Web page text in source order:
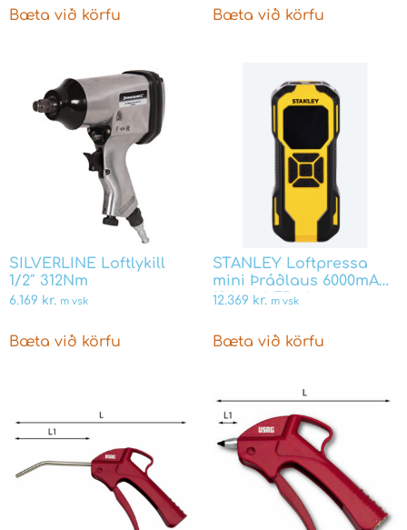
Bæta við körfu Bæta við körfu
SILVERLINE Loftlykill
1/2″ 312Nm
6.169 kr. m vsk
Bæta við körfu
STANLEY Loftpressa
mini Þráðlaus 6000mAh,
10 bör, LED skermur og
12.369 kr. m vsk
Bæta við körfu